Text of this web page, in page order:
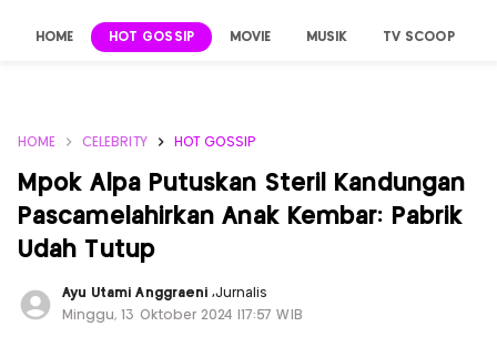
HOME HOT GOSSIP MOVIE MUSIK TV SCOOP
HOME CELEBRITY HOT GOSSIP
Mpok Alpa Putuskan Steril Kandungan
Pascamelahirkan Anak Kembar: Pabrik
Udah Tutup
Ayu Utami Anggraeni ,Jurnalis
Minggu, 13 Oktober 2024 |17:57 WIB